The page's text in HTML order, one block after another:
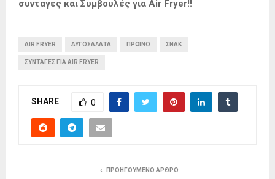
συνταγες και Συμβουλές για Air Fryer!!
AIR FRYER ΑΥΓΟΣΑΛΆΤΑ ΠΡΩΙΝΌ ΣΝΑΚ
ΣΥΝΤΑΓΈΣ ΓΙΑ AIR FRYER
SHARE 0
ΠΡΟΗΓΟΎΜΕΝΟ ΆΡΘΡΟ